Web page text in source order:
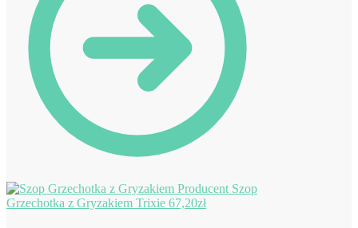
Szop
Grzechotka z Gryzakiem Trixie 67,20zł